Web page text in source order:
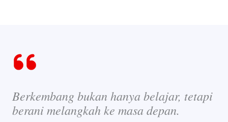
Berkembang bukan hanya belajar, tetapi
berani melangkah ke masa depan.